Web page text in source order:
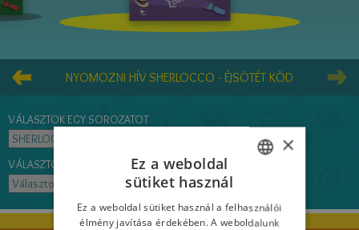
NYOMOZNI HÍV SHERLOCCO - ÉJSÖTÉT KÖD
VÁLASZTOK EGY SOROZATOT
VÁLASZTOK EGY CÍMET
ITALIAN
ENGLISH
×
Ez a weboldal
sütiket használ
Ez a weboldal sütiket használ a felhasználói
élmény javítása érdekében. A weboldalunk